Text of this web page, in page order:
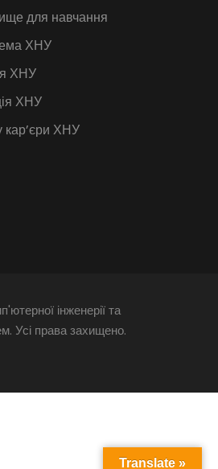
для навчання
ХНУ
ХНУ
ХНУ
кар’єри ХНУ
інженерії та
Усі права захищено.
Translate »